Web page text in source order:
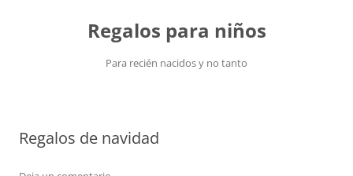
Regalos para niños
Para recién nacidos y no tanto
Regalos de navidad